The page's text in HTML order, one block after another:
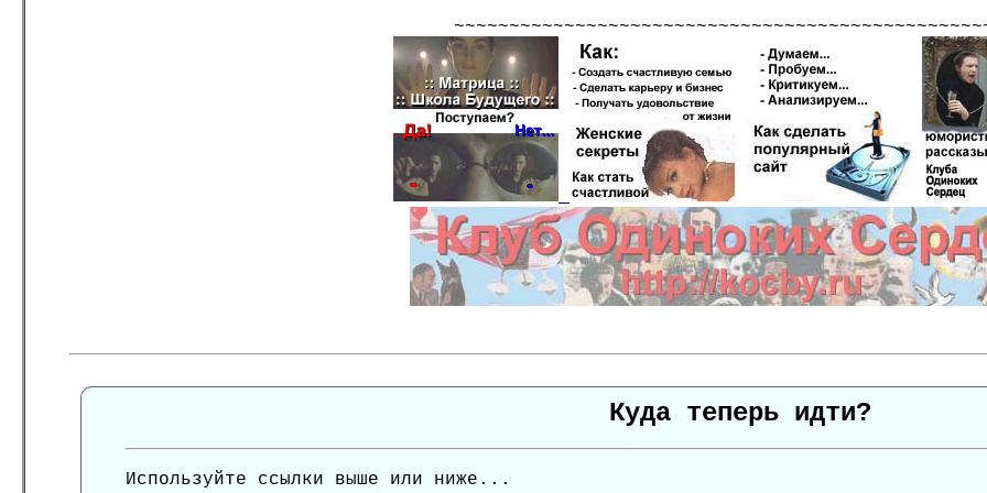
Куда теперь идти?
Используйте ссылки выше или ниже...